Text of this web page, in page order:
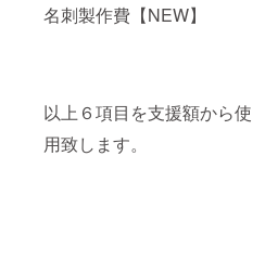
名刺製作費【NEW】
以上６項目を支援額から使
用致します。